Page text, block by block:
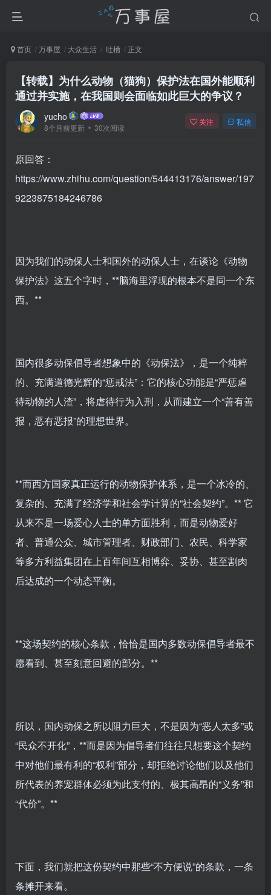
首页 万事屋 大众生活 吐槽 正文
【转载】为什么动物（猫狗）保护法在国外能顺利
通过并实施，在我国则会面临如此巨大的争议？
yucho
8个月前更新 30次阅读
关注 私信
原回答：
https://www.zhihu.com/question/544413176/answer/197
9223875184246786
因为我们的动保人士和国外的动保人士，在谈论《动物
保护法》这五个字时，**脑海里浮现的根本不是同一个东
西。**
国内很多动保倡导者想象中的《动保法》，是一个纯粹
的、充满道德光辉的“惩戒法”：它的核心功能是“严惩虐
待动物的人渣”，将虐待行为入刑，从而建立一个“善有善
报，恶有恶报”的理想世界。
**而西方国家真正运行的动物保护体系，是一个冰冷的、
复杂的、充满了经济学和社会学计算的“社会契约”。** 它
从来不是一场爱心人士的单方面胜利，而是动物爱好
者、普通公众、城市管理者、财政部门、农民、科学家
等多方利益集团在上百年间互相博弈、妥协、甚至割肉
后达成的一个动态平衡。
**这场契约的核心条款，恰恰是国内多数动保倡导者最不
愿看到、甚至刻意回避的部分。**
所以，国内动保之所以阻力巨大，不是因为“恶人太多”或
“民众不开化”，**而是因为倡导者们往往只想要这个契约
中对他们最有利的“权利”部分，却拒绝讨论他们以及他们
所代表的养宠群体必须为此支付的、极其高昂的“义务”和
“代价”。**
下面，我们就把这份契约中那些“不方便说”的条款，一条
条摊开来看。